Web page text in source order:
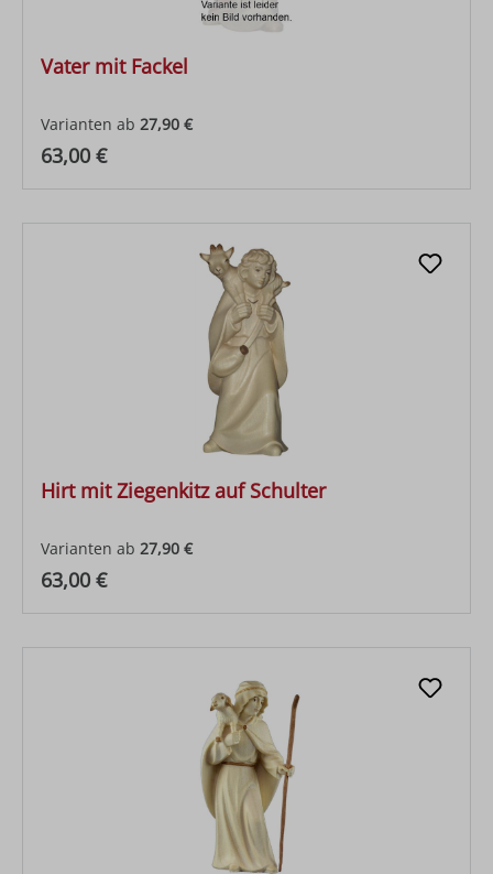
Vater mit Fackel
Varianten ab 27,90 €
Regulärer Preis:
63,00 €
Hirt mit Ziegenkitz auf Schulter
Varianten ab 27,90 €
Regulärer Preis:
63,00 €